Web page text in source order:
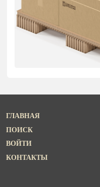
ГЛАВНАЯ
ПОИСК
ВОЙТИ
КОНТАКТЫ